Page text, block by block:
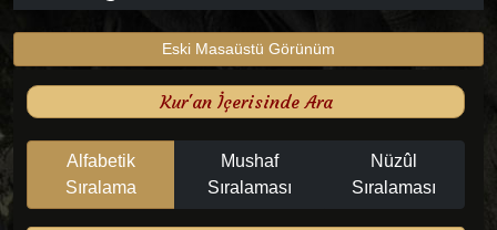
Eski Masaüstü Görünüm
Kur'an İçerisinde Ara
Alfabetik
Sıralama
Mushaf
Sıralaması
Nüzûl
Sıralaması